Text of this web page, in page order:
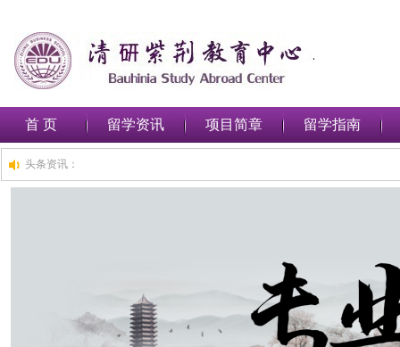
首 页 留学资讯 项目简章 留学指南
头条资讯：